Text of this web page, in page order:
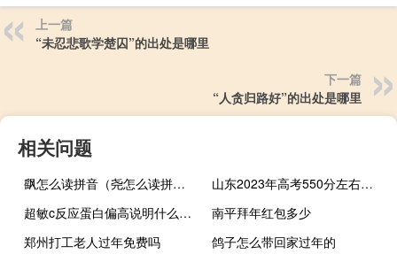
上一篇
“未忍悲歌学楚囚”的出处是哪里
下一篇
“人贪归路好”的出处是哪里
相关问题
飖怎么读拼音（尧怎么读拼音）
山东2023年高考550分左右能上什么大学
超敏c反应蛋白偏高说明什么感染（为什么超敏促甲状腺激素偏高）
南平拜年红包多少
郑州打工老人过年免费吗
鸽子怎么带回家过年的